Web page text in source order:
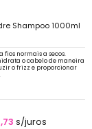
Shampoo 1000ml
normais a secos.
o cabelo de maneira
o frizz e proporcionar
s/juros